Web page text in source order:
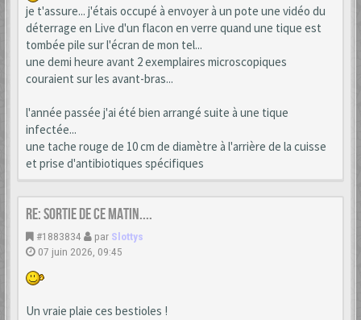
je t'assure... j'étais occupé à envoyer à un pote une vidéo du
déterrage en Live d'un flacon en verre quand une tique est
tombée pile sur l'écran de mon tel...
une demi heure avant 2 exemplaires microscopiques
couraient sur les avant-bras...
l'année passée j'ai été bien arrangé suite à une tique
infectée...
une tache rouge de 10 cm de diamètre à l'arrière de la cuisse
et prise d'antibiotiques spécifiques
Re: Sortie de ce matin....
#1883834 par Slottys
07 juin 2026, 09:45
Un vraie plaie ces bestioles !